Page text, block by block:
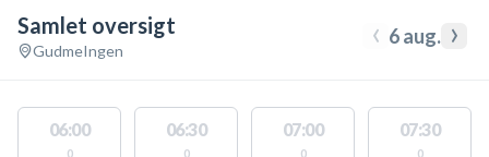
Samlet oversigt
GudmeIngen ‹ 6 aug. ›
06:00
0
06:30
0
07:00
0
07:30
0